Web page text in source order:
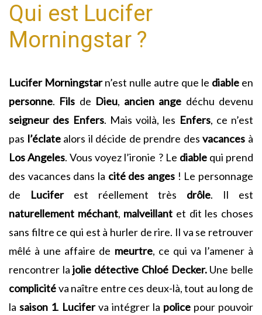
Qui est Lucifer
Morningstar ?
Lucifer Morningstarn’est nulle autre que le diable en
personne. Fils de Dieu, ancien ange déchu devenu
seigneur des Enfers. Mais voilà, les Enfers, ce n’est
pas l’éclatealors il décide de prendre desvacances à
Los Angeles. Vous voyez l’ironie ? Le diablequi prend
des vacances dans la cité des anges ! Le personnage
de Luciferest réellement très drôle. Il est
naturellement méchant, malveillant et dit les choses
sans filtre ce qui est à hurler de rire. Il va se retrouver
mêlé à une affaire de meurtre, ce qui va l’amener à
rencontrer la jolie détective Chloé Decker.Une belle
complicitéva naître entre ces deux-là, tout au long de
la saison 1. Luciferva intégrer la police pour pouvoir